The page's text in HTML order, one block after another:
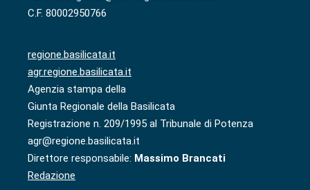
C.F. 80002950766
regione.basilicata.it
agr.regione.basilicata.it
Agenzia stampa della
Giunta Regionale della Basilicata
Registrazione n. 209/1995 al Tribunale di Potenza
agr@regione.basilicata.it
Direttore responsabile: Massimo Brancati
Redazione